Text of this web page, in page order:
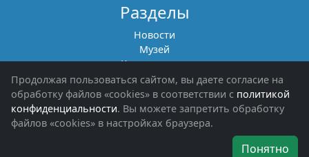
Разделы
Новости
Музей
Книги памяти
Фотоальбомы
Обращения граждан
Помощь участникам СВО и их семьям
Об организации
Продолжая пользоваться сайтом, вы даете согласие на
обработку файлов «cookies» в соответствии с политикой
конфиденциальности. Вы можете запретить обработку
файлов «cookies» в настройках браузера.
Понятно